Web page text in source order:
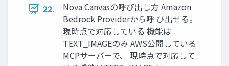
22.
Nova Canvasの呼び出し方 Amazon
Bedrock Providerから呼 び出せる。
現時点で対応している 機能は
TEXT_IMAGEのみ AWS公開している
MCPサーバーで、 現時点で対応して